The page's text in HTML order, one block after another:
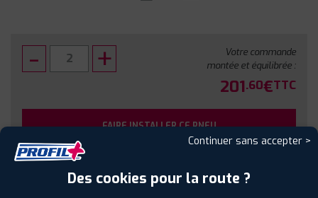
Votre commande
montée et équilibrée :
201.60€TTC
FAIRE INSTALLER CE PNEU
Sous réserve de disponibilité en agence
Continuer sans accepter >
Des cookies pour la route ?